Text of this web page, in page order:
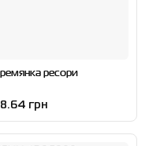
ресори
грн